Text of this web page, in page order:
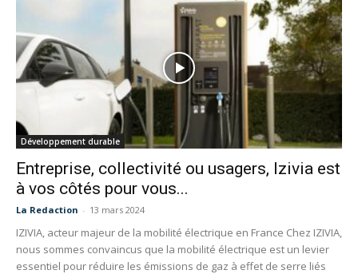
Développement durable
Entreprise, collectivité ou usagers, Izivia est
à vos côtés pour vous...
La Redaction - 13 mars 2024
IZIVIA, acteur majeur de la mobilité électrique en France Chez IZIVIA,
nous sommes convaincus que la mobilité électrique est un levier
essentiel pour réduire les émissions de gaz à effet de serre liés